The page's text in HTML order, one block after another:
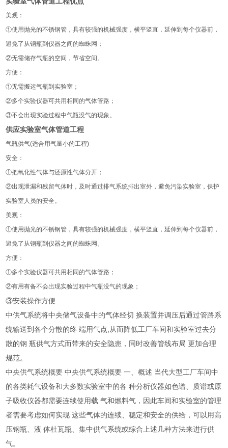
美观：
①使用抛光的不锈钢管，具有较强的机械强度，横平竖直．延伸到每个仪器前，
避免了从钢瓶到仪器之间的蜘蛛网；
②无需储存气瓶的空间，节省空间。
方便：
①无需搬运气瓶到实验室；
②多个实验仪器可共用相同的气体管路；
③不会出现实验过程中气瓶没气的现象。
供应实验室气体管道工程
气瓶供气(适合用气量小的工程)
安全：
①把氧化性气体与还原性气体分开；
②出现泄漏和残留气体时，及时通过排气系统排出室外，避免污染实验室，保护
实验室人员的安全。
美观：
①使用抛光的不锈钢管，具有较强的机械强度，横平竖直，延伸到每个仪器前，
避免了从钢瓶到仪器之间的蜘蛛网。
方便：
①多个实验仪器可共用相同的气体管路；
②有用有备不会出现实验过程中气瓶没气的现象；
③安装操作方便
中供气系统将中央储气设备中的气体经切 换装置并调压后通过管路系
统输送到各个分散的终 端用气点,从而降低工厂车间和实验室过去分
散的钢 瓶供气方式而带来的安全隐患，同时改善管线布局 更加合理
规范。
中央供气系统概要 中央供气系统概要 一、概述 当代大型工厂车间中
的各类耗气设备和大多数实验室中的各 种分析仪器如色谱、质谱或原
子吸收仪器都需要连续使用载 气和燃料气，因此车间和实验室的管理
者需要考虑如何实现 这些气体的连续、稳定和安全的供给，可以用高
压钢瓶、液 体杜瓦瓶、集中供气系统或综合上述几种方法来进行供
气。